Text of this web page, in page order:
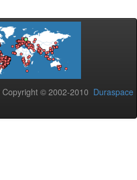
Copyright © 2002-2010 Duraspace